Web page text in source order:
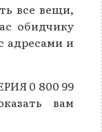
все вещи,
обидчику
адресами и
0 800 99
вам